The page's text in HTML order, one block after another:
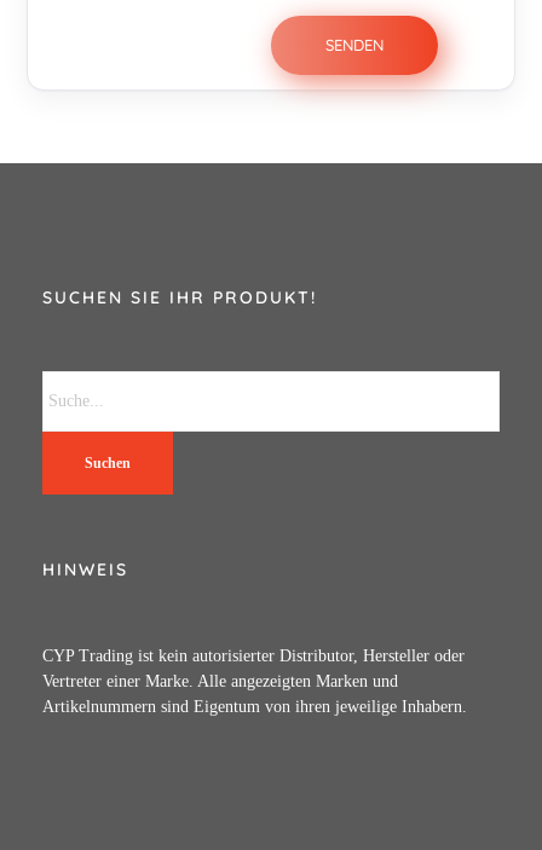
SUCHEN SIE IHR PRODUKT!
Suchen
HINWEIS
CYP Trading ist kein autorisierter Distributor, Hersteller oder
Vertreter einer Marke. Alle angezeigten Marken und
Artikelnummern sind Eigentum von ihren jeweilige Inhabern.